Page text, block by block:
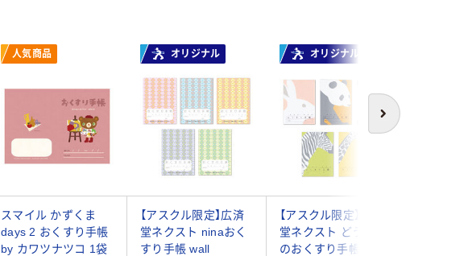
次へ
人気商品 オリジナル オリジナル
スマイル かずくま
days 2 おくすり手帳
by カワツナツコ 1袋
【アスクル限定】広済
堂ネクスト ninaおく
すり手帳 wall
【アスクル限定】広済
堂ネクスト どうぶつ
のおくすり手帳（5種